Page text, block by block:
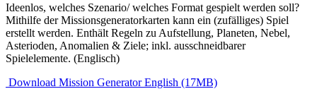
Ideenlos, welches Szenario/ welches Format gespielt werden soll?
Mithilfe der Missionsgeneratorkarten kann ein (zufälliges) Spiel
erstellt werden. Enthält Regeln zu Aufstellung, Planeten, Nebel,
Asterioden, Anomalien & Ziele; inkl. ausschneidbarer
Spielelemente. (Englisch)
Download Mission Generator English (17MB)